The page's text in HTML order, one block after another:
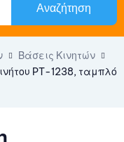
Αναζήτηση
Βάσεις Κινητών
PT-1238, ταμπλό